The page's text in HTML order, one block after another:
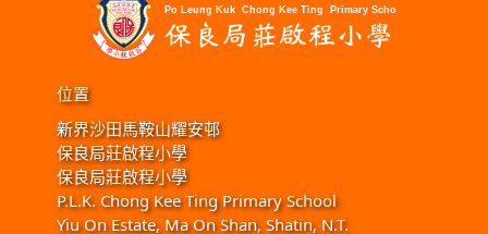
位置
新界沙田馬鞍山耀安邨
保良局莊啟程小學
保良局莊啟程小學
P.L.K. Chong Kee Ting Primary School
Yiu On Estate, Ma On Shan, Shatin, N.T.